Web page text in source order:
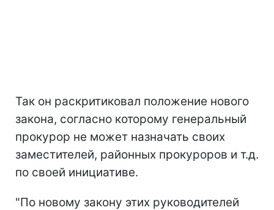
Так он раскритиковал положение нового
закона, согласно которому генеральный
прокурор не может назначать своих
заместителей, районных прокуроров и т.д.
по своей инициативе.
"По новому закону этих руководителей